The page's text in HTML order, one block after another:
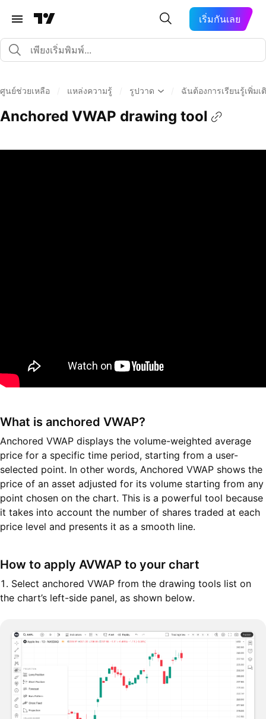
เริ่มกันเลย
ศูนย์ช่วยเหลือ แหล่งความรู้ รูปวาด ฉันต้องการเรียนรู้เพิ่มเ
Anchored VWAP drawing tool
What is anchored VWAP?
Anchored VWAP displays the volume-weighted average
price for a specific time period, starting from a user-
selected point. In other words, Anchored VWAP shows the
price of an asset adjusted for its volume starting from any
point chosen on the chart. This is a powerful tool because
it takes into account the number of shares traded at each
price level and presents it as a smooth line.
How to apply AVWAP to your chart
1. Select anchored VWAP from the drawing tools list on
the chart’s left-side panel, as shown below.